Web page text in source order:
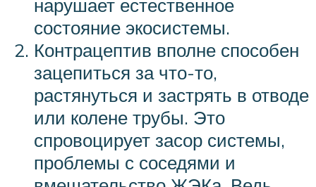
нарушает естественное
состояние экосистемы.
Контрацептив вполне способен
зацепиться за что-то,
растянуться и застрять в отводе
или колене трубы. Это
спровоцирует засор системы,
проблемы с соседями и